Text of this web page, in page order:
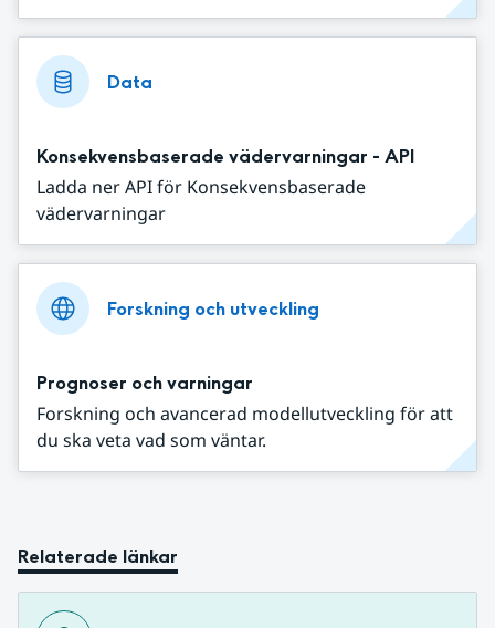
Data
Konsekvensbaserade vädervarningar - API
Ladda ner API för Konsekvensbaserade
vädervarningar
Forskning och utveckling
Prognoser och varningar
Forskning och avancerad modellutveckling för att
du ska veta vad som väntar.
Relaterade länkar